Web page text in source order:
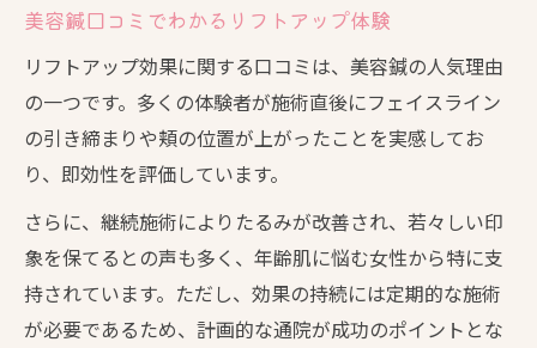
美容鍼口コミでわかるリフトアップ体験
リフトアップ効果に関する口コミは、美容鍼の人気理由
の一つです。多くの体験者が施術直後にフェイスライン
の引き締まりや頬の位置が上がったことを実感してお
り、即効性を評価しています。
さらに、継続施術によりたるみが改善され、若々しい印
象を保てるとの声も多く、年齢肌に悩む女性から特に支
持されています。ただし、効果の持続には定期的な施術
が必要であるため、計画的な通院が成功のポイントとな